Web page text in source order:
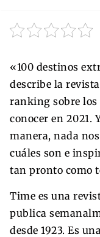
«100 destinos
describe la
ranking sobre los
conocer en 2021.
manera, nada
cuáles son e
tan pronto como
Time es una
publica
desde 1923. Es